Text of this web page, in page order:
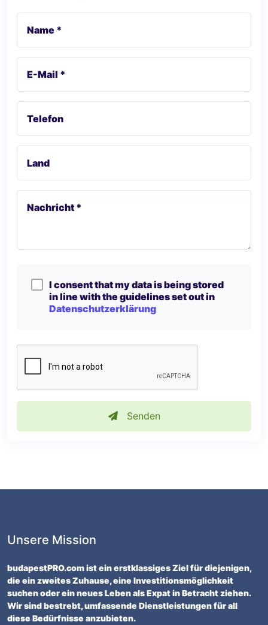
Name *
E-Mail *
Telefon
Land
Nachricht *
I consent that my data is being stored
in line with the guidelines set out in
Datenschutzerklärung
Senden
Unsere Mission
budapestPRO.com ist ein erstklassiges Ziel für diejenigen,
die ein zweites Zuhause, eine Investitionsmöglichkeit
suchen oder ein neues Leben als Expat in Betracht ziehen.
Wir sind bestrebt, umfassende Dienstleistungen für all
diese Bedürfnisse anzubieten.